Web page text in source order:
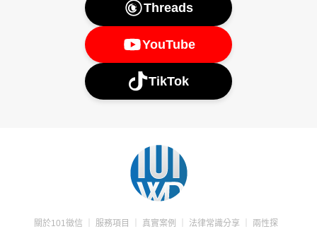
Threads
YouTube
TikTok
關於101徵信 服務項目 真實案例 法律常識分享 兩性探